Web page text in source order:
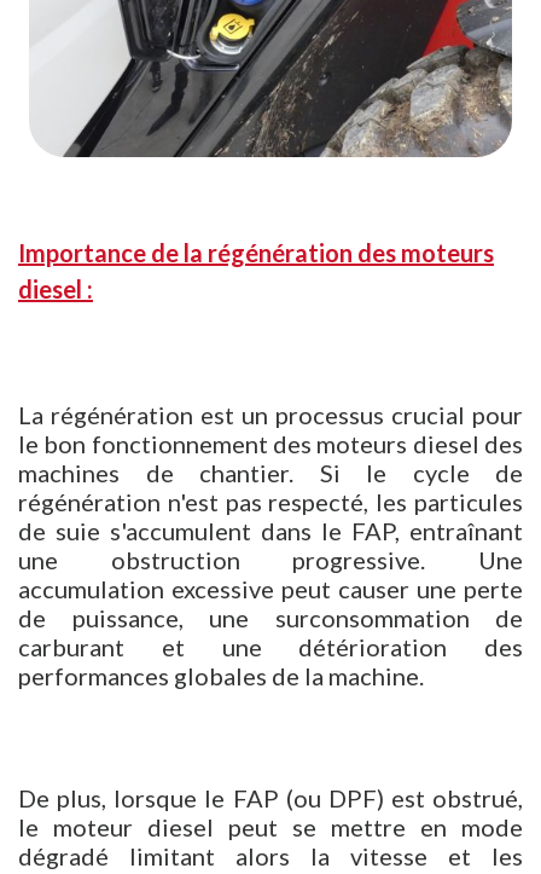
Importance de la régénération des moteurs
diesel :
La régénération est un processus crucial pour
le bon fonctionnement des moteurs diesel des
machines de chantier. Si le cycle de
régénération n'est pas respecté, les particules
de suie s'accumulent dans le FAP, entraînant
une obstruction progressive. Une
accumulation excessive peut causer une perte
de puissance, une surconsommation de
carburant et une détérioration des
performances globales de la machine.
De plus, lorsque le FAP (ou DPF) est obstrué,
le moteur diesel peut se mettre en mode
dégradé limitant alors la vitesse et les